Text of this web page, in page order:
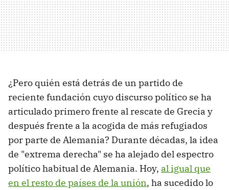
¿Pero quién está detrás de un partido de
reciente fundación cuyo discurso político se ha
articulado primero frente al rescate de Grecia y
después frente a la acogida de más refugiados
por parte de Alemania? Durante décadas, la idea
de "extrema derecha" se ha alejado del espectro
político habitual de Alemania. Hoy, al igual que
en el resto de países de la unión, ha sucedido lo